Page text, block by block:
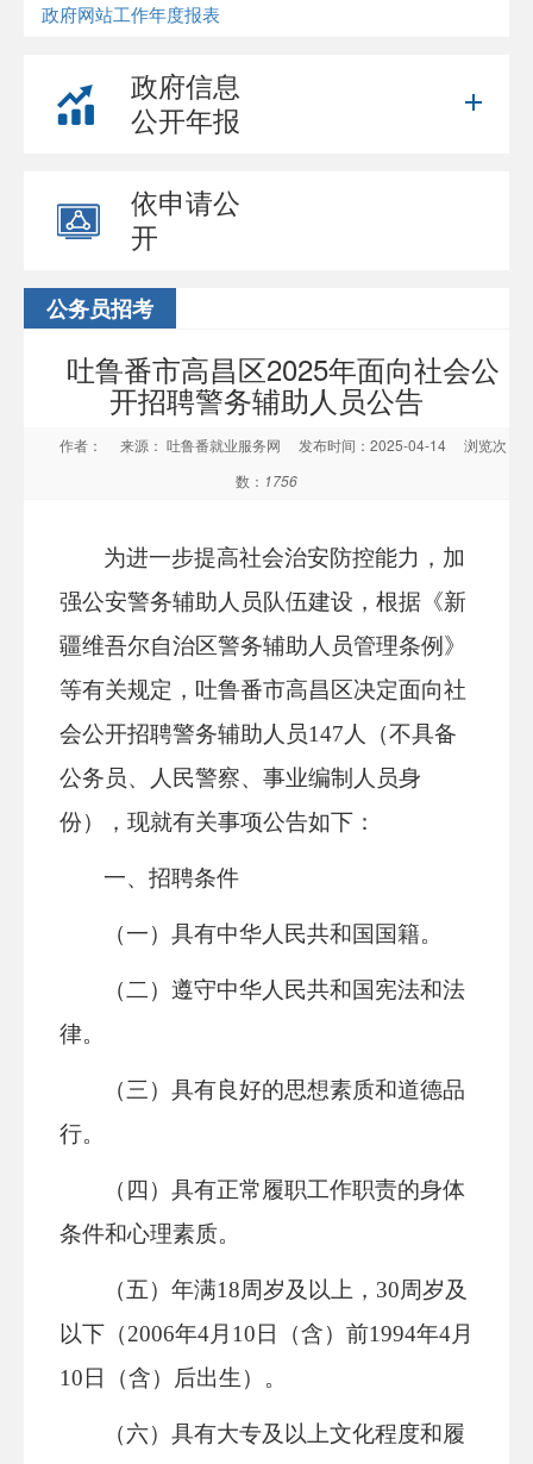
政府网站工作年度报表
政府信息
公开年报
依申请公
开
公务员招考
吐鲁番市高昌区2025年面向社会公
开招聘警务辅助人员公告
作者： 来源： 吐鲁番就业服务网 发布时间：2025-04-14
浏览次
数： 1756
为进一步提高社会治安防控能力，加
强公安警务辅助人员队伍建设，根据《新
疆维吾尔自治区警务辅助人员管理条例》
等有关规定，吐鲁番市高昌区决定面向社
会公开招聘警务辅助人员147人（不具备
公务员、人民警察、事业编制人员身
份），现就有关事项公告如下：
一、招聘条件
（一）具有中华人民共和国国籍。
（二）遵守中华人民共和国宪法和法
律。
（三）具有良好的思想素质和道德品
行。
（四）具有正常履职工作职责的身体
条件和心理素质。
（五）年满18周岁及以上，30周岁及
以下（2006年4月10日（含）前1994年4月
10日（含）后出生）。
（六）具有大专及以上文化程度和履